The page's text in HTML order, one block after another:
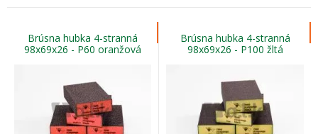
Brúsna hubka 4-stranná
98x69x26 - P60 oranžová
Brúsna hubka 4-stranná
98x69x26 - P100 žltá